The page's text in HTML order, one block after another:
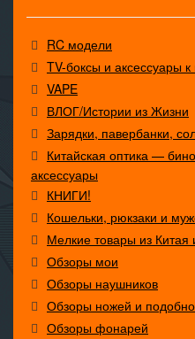
RC модели
TV-боксы и аксессуары
VAPE
ВЛОГ/Истории из Жизни
Зарядки, павербанки,
Китайская оптика —
аксессуары
КНИГИ!
Кошельки, рюкзаки и
Мелкие товары из Китая
Обзоры мои
Обзоры наушников
Обзоры ножей и
Обзоры фонарей